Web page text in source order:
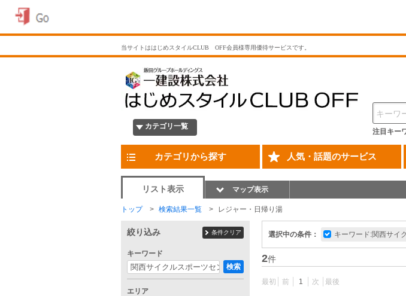
当サイトははじめスタイルCLUB OFF会員様専用優待サービスです。
カテゴリ一覧
注目キー
カテゴリから探す 人気・話題のサービス
リスト表示 マップ表示
トップ 検索結果一覧 レジャー・日帰り湯
選択中の条件： キーワード:関西サイ
2件
最初 前 1 次 最後
絞り込み 条件クリア
キーワード
検索
エリア